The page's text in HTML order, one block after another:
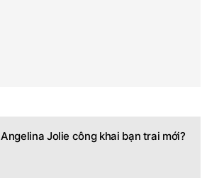
Angelina Jolie công khai bạn trai mới?